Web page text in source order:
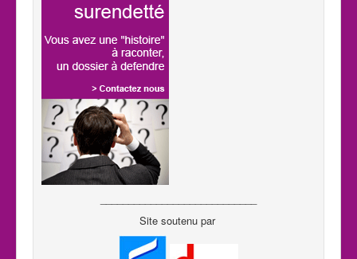
Site soutenu par